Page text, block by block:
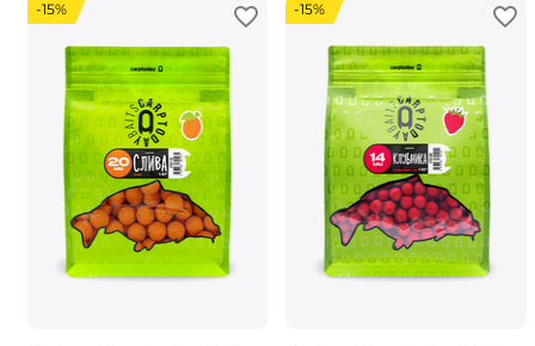
-15% -15%